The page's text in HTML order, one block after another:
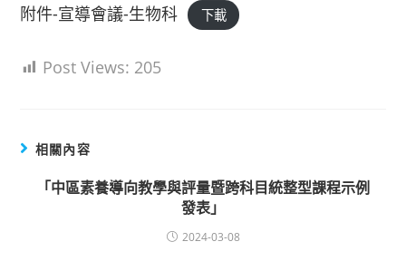
附件-宣導會議-生物科 下載
Post Views: 205
相關內容
「中區素養導向教學與評量暨跨科目統整型課程示例
發表」
2024-03-08